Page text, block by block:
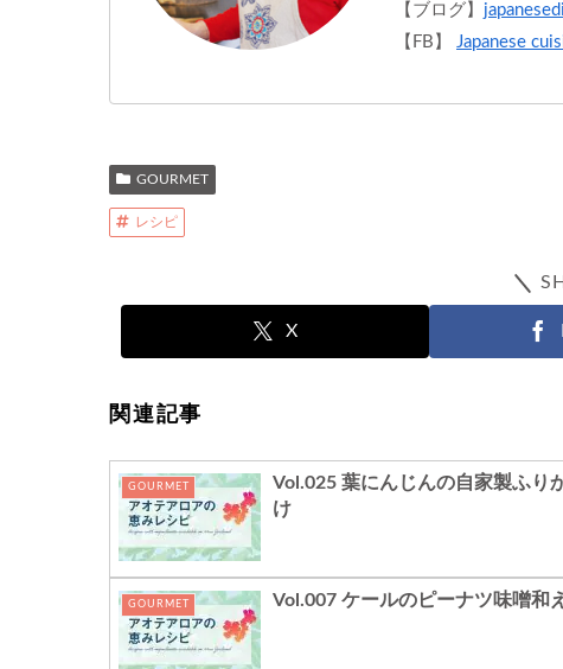
【ブログ】
【FB】 Japanese
GOURMET
レシピ
X
関連記事
GOURMET
Vol.025 葉にんじんの自家製ふり
け
GOURMET Vol.007 ケールのピーナツ味噌和え